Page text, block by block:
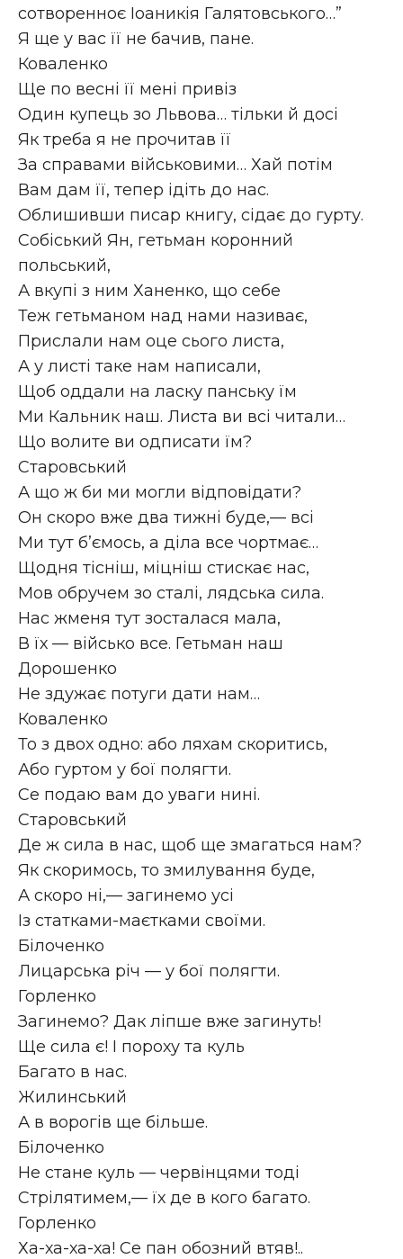
сотворенноє Іоаникія Галятовського…”
Я ще у вас її не бачив, пане.
Коваленко
Ще по весні її мені привіз
Один купець зо Львова… тільки й досі
Як треба я не прочитав її
За справами військовими… Хай потім
Вам дам її, тепер ідіть до нас.
Облишивши писар книгу, сідає до гурту.
Собіський Ян, гетьман коронний
польський,
А вкупі з ним Ханенко, що себе
Теж гетьманом над нами називає,
Прислали нам оце сього листа,
А у листі таке нам написали,
Щоб оддали на ласку панську їм
Ми Кальник наш. Листа ви всі читали…
Що волите ви одписати їм?
Старовський
А що ж би ми могли відповідати?
Он скоро вже два тижні буде,— всі
Ми тут б’ємось, а діла все чортмає…
Щодня тісніш, міцніш стискає нас,
Мов обручем зо сталі, лядська сила.
Нас жменя тут зосталася мала,
В їх — військо все. Гетьман наш
Дорошенко
Не здужає потуги дати нам…
Коваленко
То з двох одно: або ляхам скоритись,
Або гуртом у бої полягти.
Се подаю вам до уваги нині.
Старовський
Де ж сила в нас, щоб ще змагаться нам?
Як скоримось, то змилування буде,
А скоро ні,— загинемо усі
Із статками-маєтками своїми.
Білоченко
Лицарська річ — у бої полягти.
Горленко
Загинемо? Дак ліпше вже загинуть!
Ще сила є! І пороху та куль
Багато в нас.
Жилинський
А в ворогів ще більше.
Білоченко
Не стане куль — червінцями тоді
Стрілятимем,— їх де в кого багато.
Горленко
Ха-ха-ха-ха! Се пан обозний втяв!..